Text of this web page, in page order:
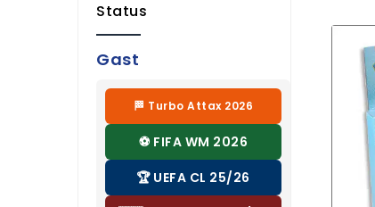
Status
Gast
🏁 Turbo Attax 2026
⚽ FIFA WM 2026
🏆 UEFA CL 25/26